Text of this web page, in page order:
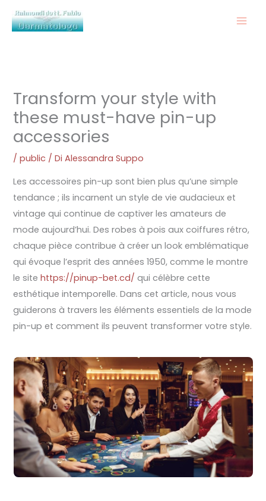
Transform your style with
these must-have pin-up
accessories
/public / DiAlessandra Suppo
Les accessoires pin-up sont bien plus qu’une simple
tendance ; ils incarnent un style de vie audacieux et
vintage qui continue de captiver les amateurs de
mode aujourd’hui. Des robes à pois aux coiffures rétro,
chaque pièce contribue à créer un look emblématique
qui évoque l’esprit des années 1950, comme le montre
le sitehttps://pinup-bet.cd/ qui célèbre cette
esthétique intemporelle. Dans cet article, nous vous
guiderons à travers les éléments essentiels de la mode
pin-up et comment ils peuvent transformer votre style.